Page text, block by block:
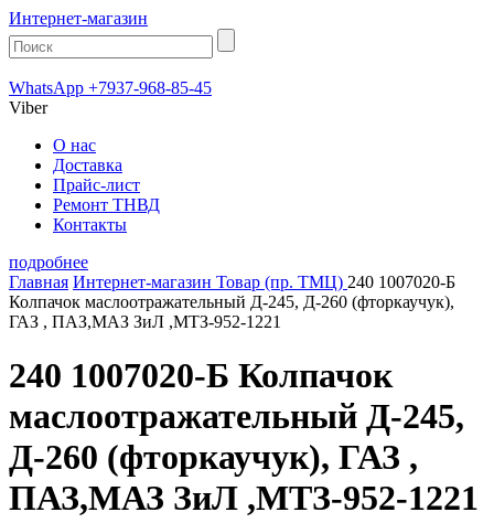
Интернет-магазин
WhatsApp +7937-968-85-45
Viber
О нас
Доставка
Прайс-лист
Ремонт ТНВД
Контакты
подробнее
Главная Интернет-магазин Товар (пр. ТМЦ) 240 1007020-Б
Колпачок маслоотражательный Д-245, Д-260 (фторкаучук),
ГАЗ , ПАЗ,МАЗ ЗиЛ ,МТЗ-952-1221
240 1007020-Б Колпачок
маслоотражательный Д-245,
Д-260 (фторкаучук), ГАЗ ,
ПАЗ,МАЗ ЗиЛ ,МТЗ-952-1221